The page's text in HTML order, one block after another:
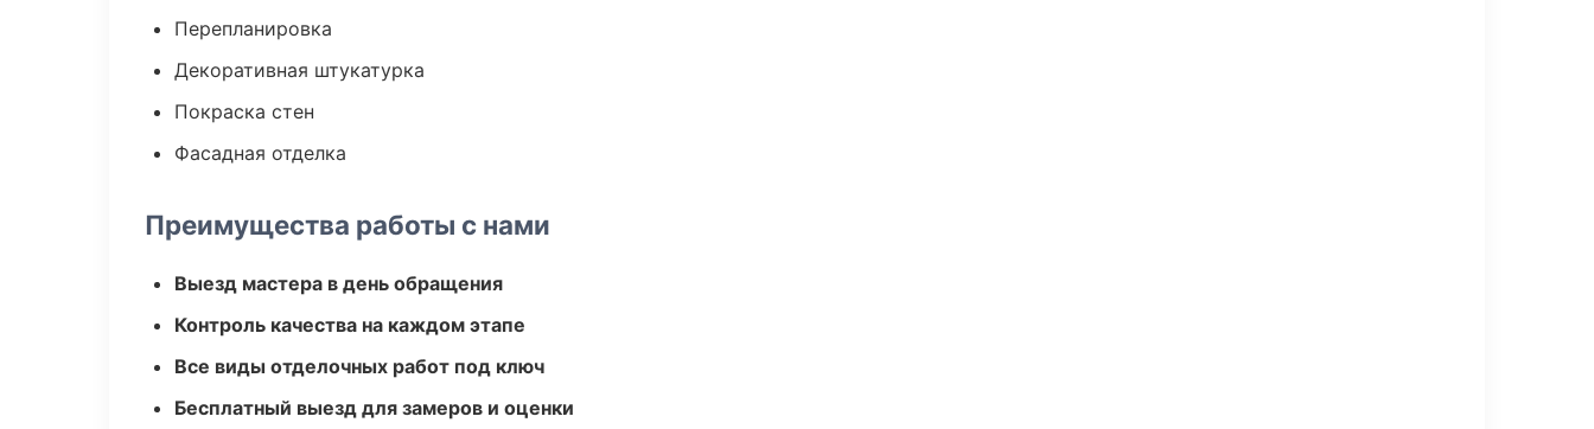
Перепланировка
Декоративная штукатурка
Покраска стен
Фасадная отделка
Преимущества работы с нами
Выезд мастера в день обращения
Контроль качества на каждом этапе
Все виды отделочных работ под ключ
Бесплатный выезд для замеров и оценки